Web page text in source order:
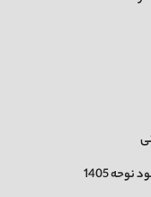
1405